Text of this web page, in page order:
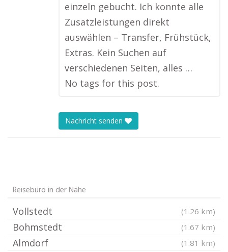
einzeln gebucht. Ich konnte alle
Zusatzleistungen direkt
auswählen – Transfer, Frühstück,
Extras. Kein Suchen auf
verschiedenen Seiten, alles …
No tags for this post.
Nachricht senden
Reisebüro in der Nähe
Vollstedt (1.26 km)
Bohmstedt (1.67 km)
Almdorf (1.81 km)